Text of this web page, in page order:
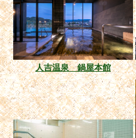
人吉温泉 鍋屋本館